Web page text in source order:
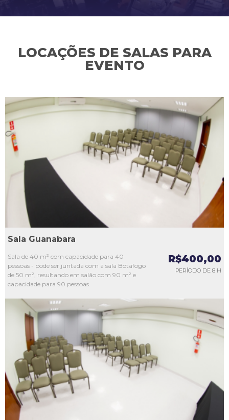
LOCAÇÕES DE SALAS PARA
EVENTO
L4
L5
Sala Guanabara
Sala de 40 m² com capacidade para 40
pessoas - pode ser juntada com a sala Botafogo
de 50 m², resultando em salão com 90 m² e
capacidade para 90 pessoas.
R$400,00
PERÍODO DE 8 H
L1
L2
L3
L4